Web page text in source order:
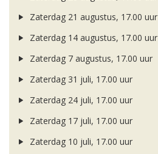
Zaterdag 21 augustus, 17.00 uur
Zaterdag 14 augustus, 17.00 uur
Zaterdag 7 augustus, 17.00 uur
Zaterdag 31 juli, 17.00 uur
Zaterdag 24 juli, 17.00 uur
Zaterdag 17 juli, 17.00 uur
Zaterdag 10 juli, 17.00 uur